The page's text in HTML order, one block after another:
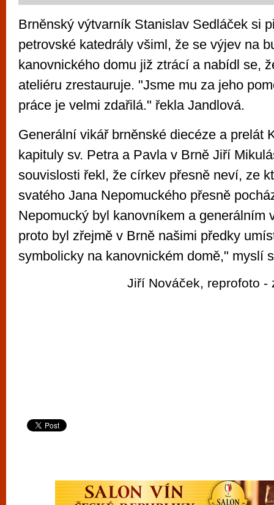
Brněnský výtvarník Stanislav Sedláček si
petrovské katedrály všiml, že se výjev na
kanovnického domu již ztrácí a nabídl se,
ateliéru zrestauruje. "Jsme mu za jeho
práce je velmi zdařilá." řekla Jandlová.
Generální vikář brněnské diecéze a prelát
kapituly sv. Petra a Pavla v Brně Jiří
souvislosti řekl, že církev přesně neví, ze
svatého Jana Nepomuckého přesně
Nepomucký byl kanovníkem a generálním
proto byl zřejmě v Brně našimi předky
symbolicky na kanovnickém domě," myslí
Jiří Nováček, reprofoto -